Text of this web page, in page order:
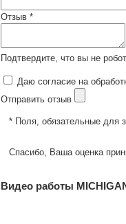
Отзыв *
Подтвердите, что вы не
Даю согласие на
Отправить отзыв
* Поля, обязательные для
Спасибо, Ваша оценка
Видео работы